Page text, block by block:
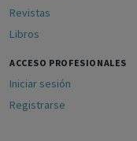
Revistas
Libros
ACCESO PROFESIONALES
Iniciar sesión
Registrarse